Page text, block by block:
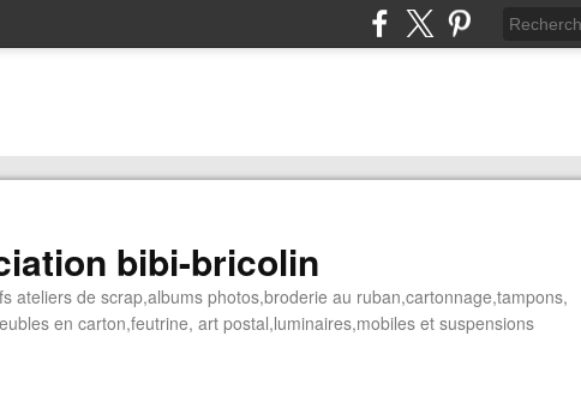
bibi-bricolin
ateliers de scrap,albums photos,broderie au ruban,cartonnage,tampons,
en carton,feutrine, art postal,luminaires,mobiles et suspensions